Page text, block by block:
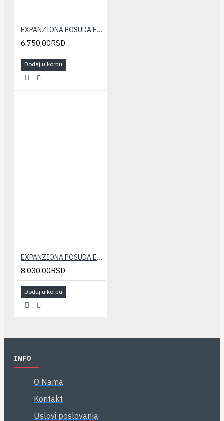
EXPANZIONA POSUDA ELBI 35 LIT.
6.750,00RSD
Dodaj u korpu
EXPANZIONA POSUDA ELBI 35 LIT.(nogice)
8.030,00RSD
Dodaj u korpu
INFO
O Nama
Kontakt
Uslovi poslovanja